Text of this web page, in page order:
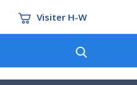
Visiter H-W